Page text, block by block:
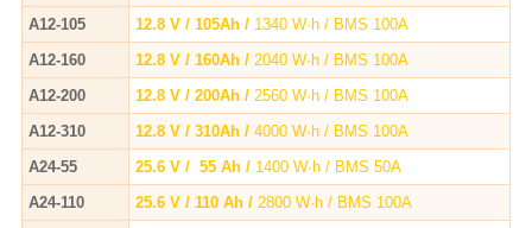
A12-105
12.8 V / 105Ah / 1340 W·h / BMS 100A
A12-160
12.8 V / 160Ah / 2040 W·h / BMS 100A
A12-200
12.8 V / 200Ah / 2560 W·h / BMS 100A
A12-310
12.8 V / 310Ah / 4000 W·h / BMS 100A
A24-55
25.6 V / 55 Ah / 1400 W·h / BMS 50A
A24-110
25.6 V / 110 Ah / 2800 W·h / BMS 100A